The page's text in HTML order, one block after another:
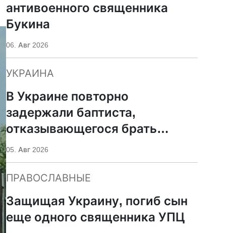
антивоенного священника
Букина
06. Авг 2026
УКРАИНА
В Украине повторно
задержали баптиста,
отказывающегося брать
оружие
05. Авг 2026
ПРАВОСЛАВНЫЕ
Защищая Украину, погиб сын
еще одного священника УПЦ